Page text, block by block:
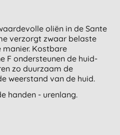
oliën in de Sante
verzorgt zwaar belaste
manier. Kostbare
F ondersteunen de huid-
zo duurzaam de
weerstand van de huid.
handen - urenlang.